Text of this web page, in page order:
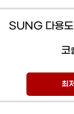
SUNG 다용도
코
최